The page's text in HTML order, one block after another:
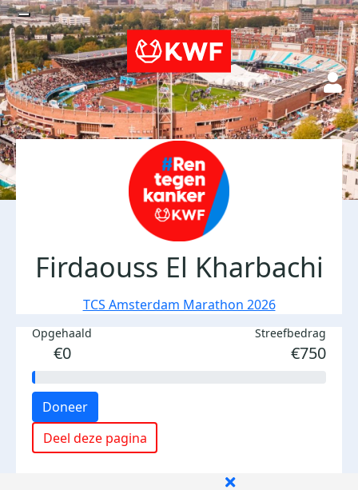
Firdaouss El Kharbachi
TCS Amsterdam Marathon 2026
Opgehaald
€0
Streefbedrag
€750
Doneer
Deel deze pagina